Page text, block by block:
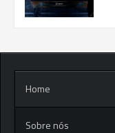
Home
Sobre nós